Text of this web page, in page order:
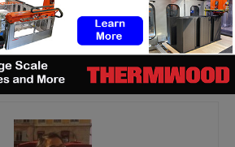
WhatsApp Linkedin